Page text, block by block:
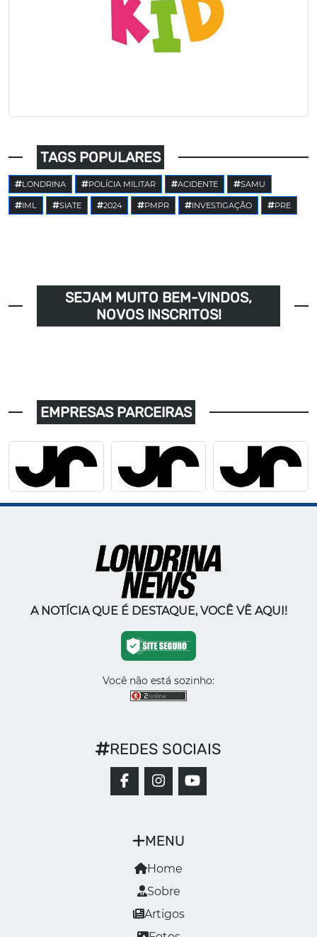
TAGS POPULARES
LONDRINA POLÍCIA MILITAR ACIDENTE SAMU
IML SIATE 2024 PMPR INVESTIGAÇÃO PRE
SEJAM MUITO BEM-VINDOS,
NOVOS INSCRITOS!
EMPRESAS PARCEIRAS
A NOTÍCIA QUE É DESTAQUE, VOCÊ VÊ AQUI!
Você não está sozinho:
MENU
Home
Sobre
Artigos
REDES SOCIAIS